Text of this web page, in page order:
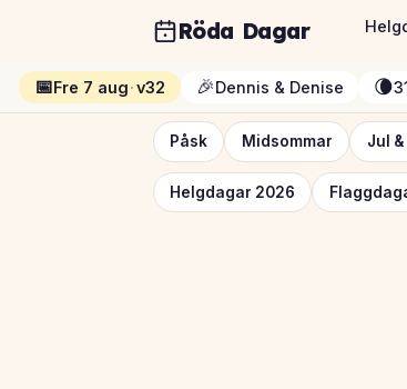
Röda Dagar
📅Fre 7 aug·v32 🎉Dennis & Denise 🌘
Påsk Midsommar Jul
Helgdagar 2026